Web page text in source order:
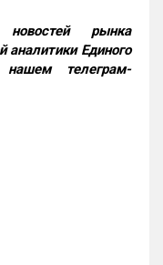
рынка
аналитики Единого
телеграм-